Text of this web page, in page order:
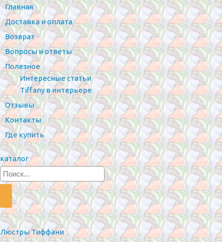
Главная
Доставка и оплата
Возврат
Вопросы и ответы
Полезное
Интересные статьи
Tiffany в интерьере
Отзывы
Контакты
Где купить
каталог
Люстры Тиффани